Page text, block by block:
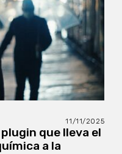
11/11/2025
que lleva el
a la